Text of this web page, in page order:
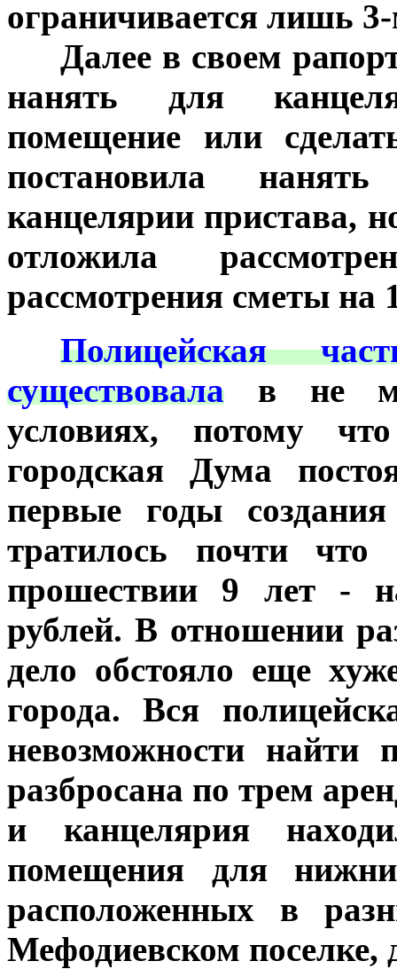
ограничивается лишь
Далее в своем
нанять для
помещение или
постановила
канцелярии пристава,
отложила
рассмотрения сметы на
Полицейская
существовала в не
условиях, потому
городская Дума
первые годы
тратилось почти
прошествии 9 лет -
рублей. В отношении
дело обстояло еще
города. Вся
невозможности найти
разбросана по трем
и канцелярия
помещения для
расположенных в
Мефодиевском поселке,